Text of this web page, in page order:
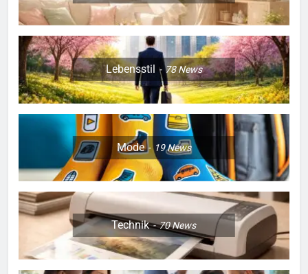
Lebensstil 78News
Mode 19News
Technik 70News